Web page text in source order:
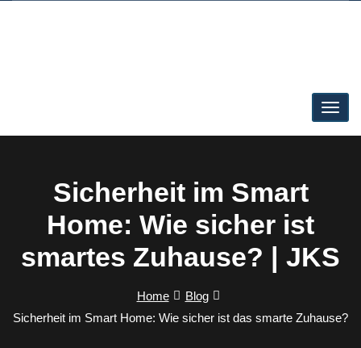
Sicherheit im Smart
Home: Wie sicher ist
smartes Zuhause? | JKS
Home
Blog
Sicherheit im Smart Home: Wie sicher ist das smarte Zuhause?